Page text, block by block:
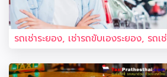
รถเช่าระยอง, เช่ารถขับเองระยอง, รถ